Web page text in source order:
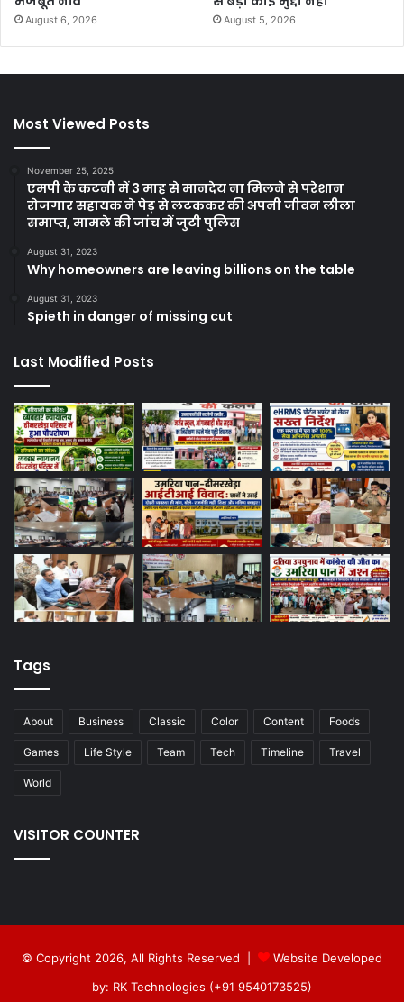
August 6, 2026 August 5, 2026
Most Viewed Posts
November 25, 2025
एमपी के कटनी में 3 माह से मानदेय ना मिलने से परेशान
रोजगार सहायक ने पेड़ से लटककर की अपनी जीवन लीला
समाप्त, मामले की जांच में जुटी पुलिस
August 31, 2023
Why homeowners are leaving billions on the table
August 31, 2023
Spieth in danger of missing cut
Last Modified Posts
Tags
About Business Classic Color Content Foods
Games Life Style Team Tech Timeline Travel
World
VISITOR COUNTER
© Copyright 2026, All Rights Reserved |
Website Developed
by: RK Technologies (+91 9540173525)